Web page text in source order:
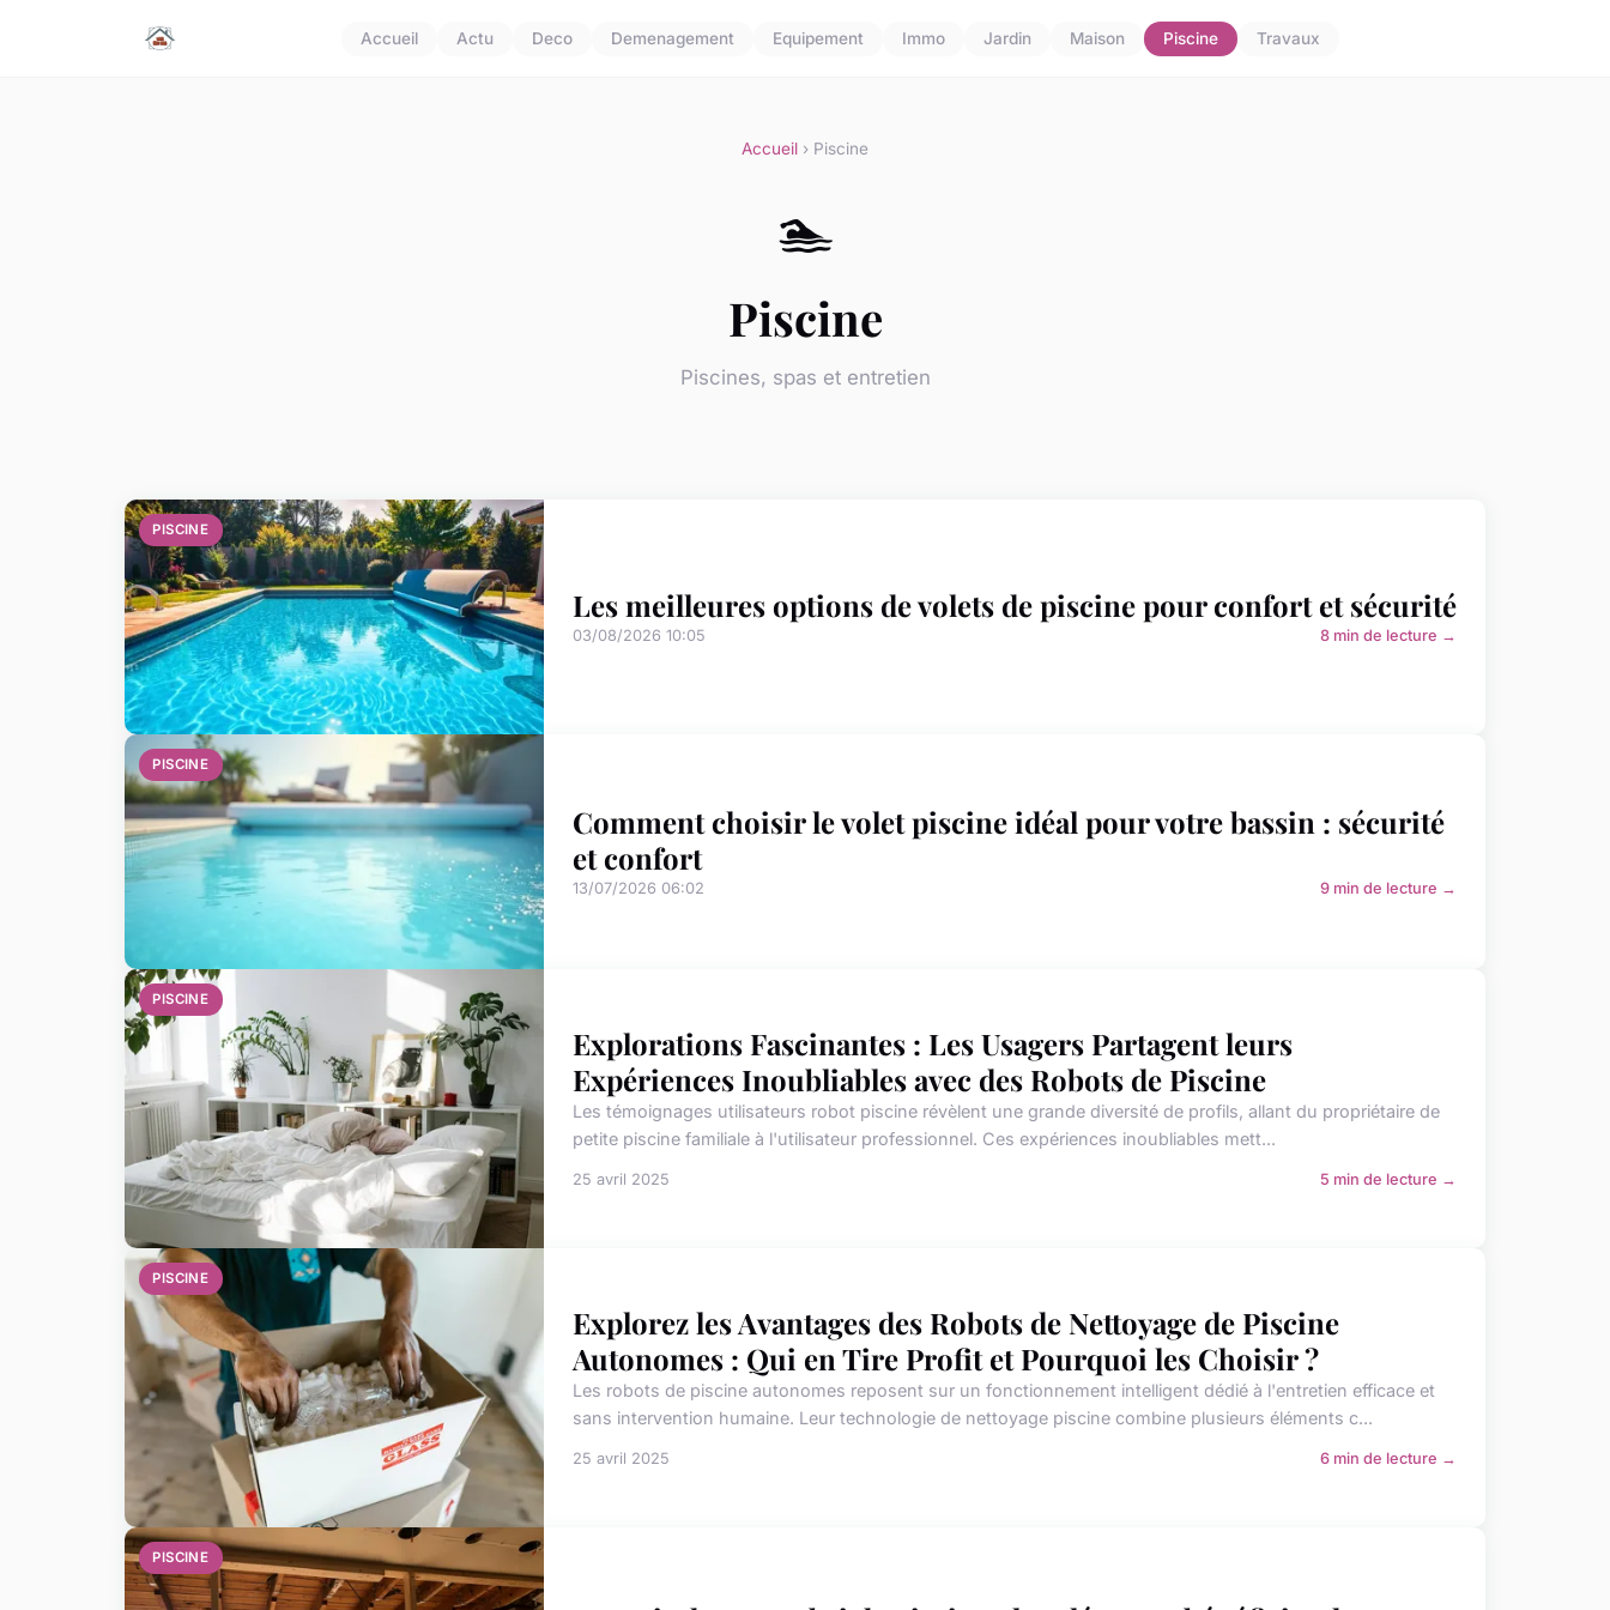
Accueil Actu Deco Demenagement Equipement Immo Jardin Maison Piscine Travaux
Accueil › Piscine
🏊
Piscine
Piscines, spas et entretien
PISCINE
Les meilleures options de volets de piscine pour confort et sécurité
03/08/2026 10:05 8 min de lecture →
PISCINE
Comment choisir le volet piscine idéal pour votre bassin : sécurité
et confort
13/07/2026 06:02 9 min de lecture →
PISCINE
Explorations Fascinantes : Les Usagers Partagent leurs
Expériences Inoubliables avec des Robots de Piscine
Les témoignages utilisateurs robot piscine révèlent une grande diversité de profils, allant du propriétaire de
petite piscine familiale à l'utilisateur professionnel. Ces expériences inoubliables mett...
25 avril 2025 5 min de lecture →
PISCINE
Explorez les Avantages des Robots de Nettoyage de Piscine
Autonomes : Qui en Tire Profit et Pourquoi les Choisir ?
Les robots de piscine autonomes reposent sur un fonctionnement intelligent dédié à l'entretien efficace et
sans intervention humaine. Leur technologie de nettoyage piscine combine plusieurs éléments c...
25 avril 2025 6 min de lecture →
PISCINE